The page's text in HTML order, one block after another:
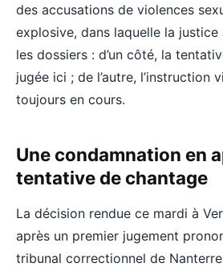
des accusations de violences
explosive, dans laquelle la
les dossiers : d’un côté, la
jugée ici ; de l’autre, l’instruction
toujours en cours.
Une condamnation en
tentative de chantage
La décision rendue ce mardi à
après un premier jugement
tribunal correctionnel de